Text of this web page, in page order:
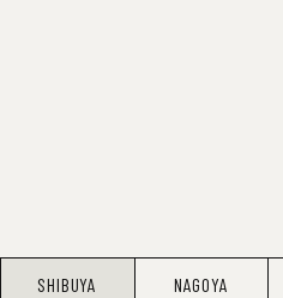
SHIBUYA NAGOYA